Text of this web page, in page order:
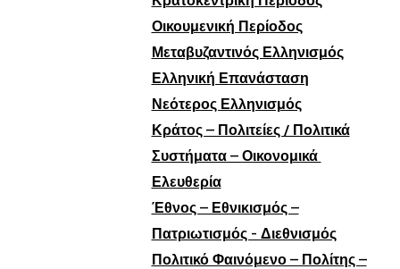
Οικουμενική Περίοδος
Μεταβυζαντινός Ελληνισμός
Ελληνική Επανάσταση
Νεότερος Ελληνισμός
Κράτος – Πολιτείες / Πολιτικά
Συστήματα – Οικονομικά
Ελευθερία
Έθνος – Εθνικισμός –
Πατριωτισμός - Διεθνισμός
Πολιτικό Φαινόμενο – Πολίτης –